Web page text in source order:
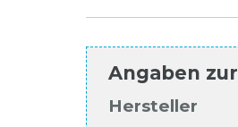
Angaben zur
Hersteller